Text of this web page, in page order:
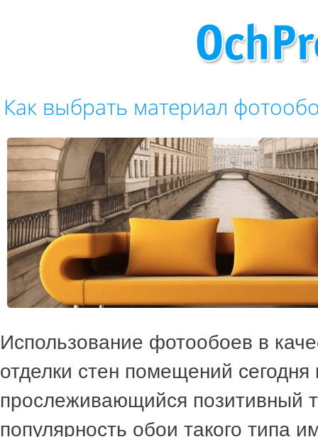
Как выбрать материал
Использование фотообоев в
отделки стен помещений сегодня
прослеживающийся позитивный
популярность обои такого типа